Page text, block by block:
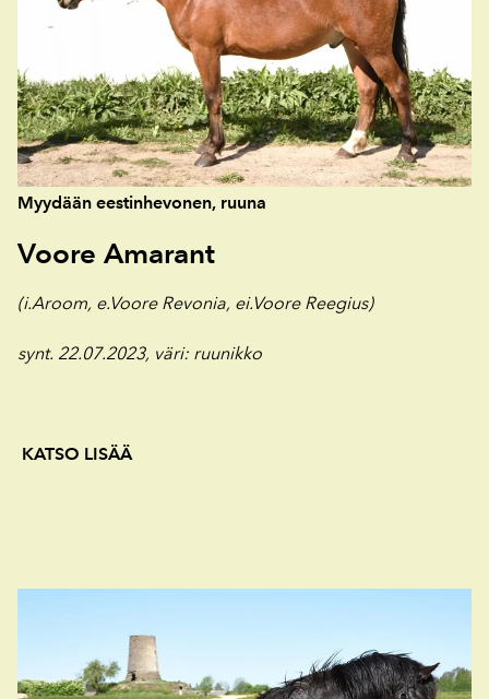
Myydään eestinhevonen, ruuna
Voore Amarant
(i.Aroom, e.Voore Revonia, ei.Voore Reegius)
synt. 22.07.2023, väri: ruunikko
KATSO LISÄÄ